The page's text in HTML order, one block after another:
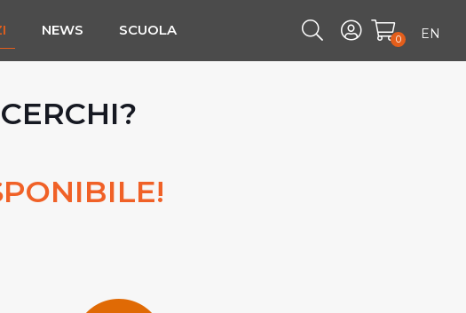
NEWS SCUOLA
0 EN